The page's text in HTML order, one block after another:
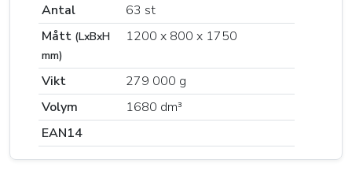
Antal
63 st
Mått (LxBxH
mm)
1200 x 800 x 1750
Vikt
279 000 g
Volym
1680 dm³
EAN14